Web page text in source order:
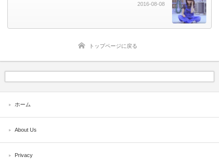
2016-08-08
トップページに戻る
ホーム
About Us
Privacy